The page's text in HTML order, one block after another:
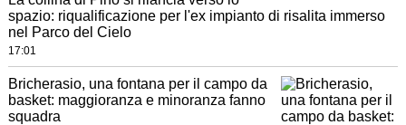
spazio: riqualificazione per l'ex impianto di risalita immerso
nel Parco del Cielo
17:01
Bricherasio, una fontana per il campo da
basket: maggioranza e minoranza fanno
squadra